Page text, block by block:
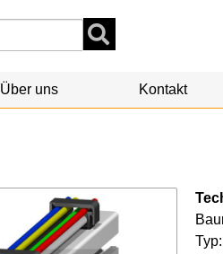
Über uns Kontakt